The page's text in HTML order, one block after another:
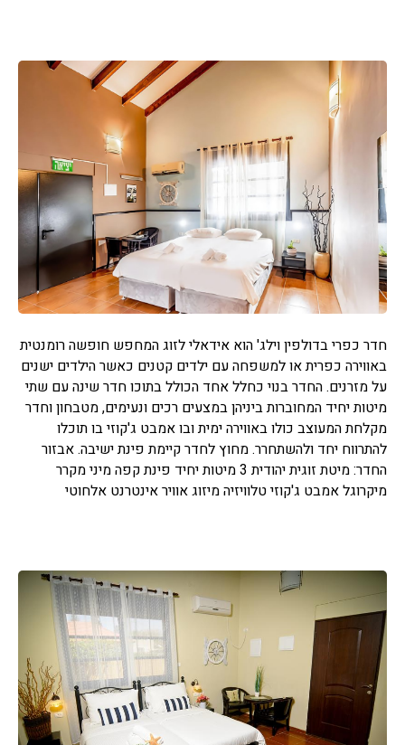
חדר כפרי בדולפין וילג' הוא אידאלי לזוג המחפש חופשה רומנטית
באווירה כפרית או למשפחה עם ילדים קטנים כאשר הילדים ישנים
על מזרנים. החדר בנוי כחלל אחד הכולל בתוכו חדר שינה עם שתי
מיטות יחיד המחוברות ביניהן במצעים רכים ונעימים, מטבחון וחדר
מקלחת המעוצב כולו באווירה ימית ובו אמבט ג'קוזי בו תוכלו
להתרווח יחד ולהשתחרר. מחוץ לחדר קיימת פינת ישיבה. אבזור
החדר: מיטת זוגית יהודית 3 מיטות יחיד פינת קפה מיני מקרר
מיקרוגל אמבט ג'קוזי טלוויזיה מיזוג אוויר אינטרנט אלחוטי